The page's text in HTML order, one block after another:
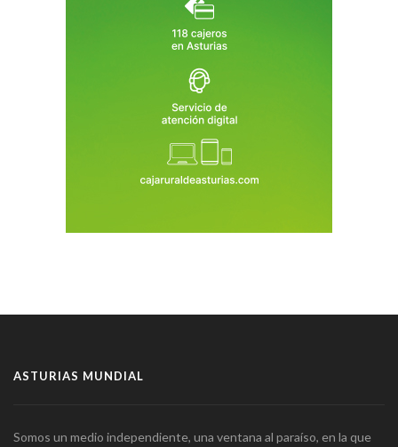
ASTURIAS MUNDIAL
Somos un medio independiente, una ventana al paraíso, en la que